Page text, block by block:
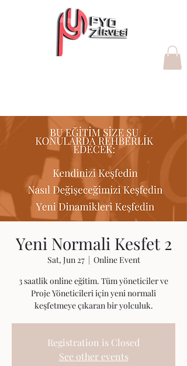
Yeni Normali Kesfet 2
Sat, Jun 27
  |
Online Event
3 saatlik online eğitim. Tüm yöneticiler ve
Proje Yöneticileri için yeni normali
keşfetmeye çıkaran bir yolculuk.
Registration is Closed
See other events